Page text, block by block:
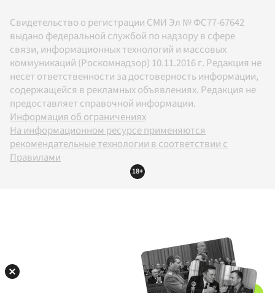
Свидетельство о регистрации СМИ Эл № ФС77-67642
выдано федеральной службой по надзору в сфере
связи, информационных технологий и массовых
коммуникаций (Роскомнадзор) 10.11.2016 г. Редакция не
несет ответственности за достоверность информации,
содержащейся в рекламных объявлениях. Редакция не
предоставляет справочной информации.
Информация об ограничениях
На информационном ресурсе применяются
рекомендательные технологии в соответствии с
Правилами
18+